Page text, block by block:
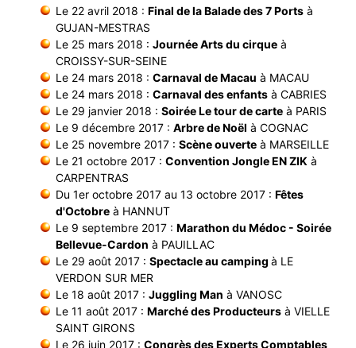
Le 22 avril 2018 : Final de la Balade des 7 Ports à
GUJAN-MESTRAS
Le 25 mars 2018 : Journée Arts du cirque à
CROISSY-SUR-SEINE
Le 24 mars 2018 : Carnaval de Macau à MACAU
Le 24 mars 2018 : Carnaval des enfants à CABRIES
Le 29 janvier 2018 : Soirée Le tour de carte à PARIS
Le 9 décembre 2017 : Arbre de Noël à COGNAC
Le 25 novembre 2017 : Scène ouverte à MARSEILLE
Le 21 octobre 2017 : Convention Jongle EN ZIK à
CARPENTRAS
Du 1er octobre 2017 au 13 octobre 2017 : Fêtes
d'Octobre à HANNUT
Le 9 septembre 2017 : Marathon du Médoc - Soirée
Bellevue-Cardon à PAUILLAC
Le 29 août 2017 : Spectacle au camping à LE
VERDON SUR MER
Le 18 août 2017 : Juggling Man à VANOSC
Le 11 août 2017 : Marché des Producteurs à VIELLE
SAINT GIRONS
Le 26 juin 2017 : Congrès des Experts Comptables